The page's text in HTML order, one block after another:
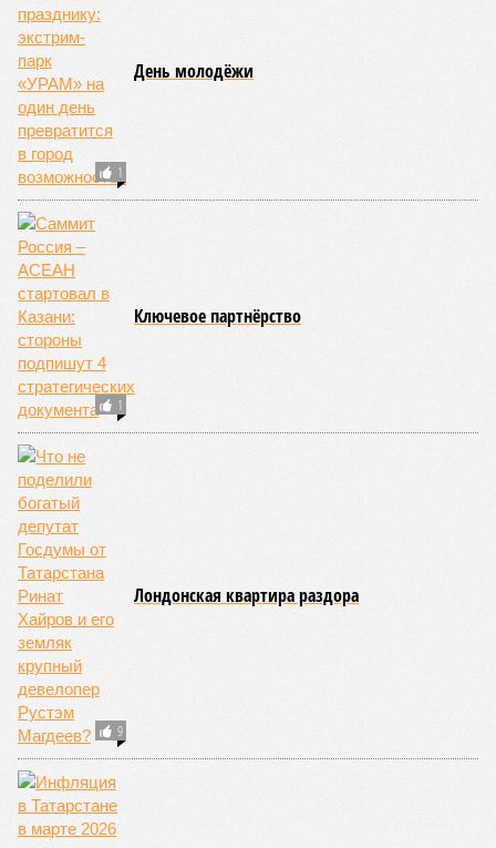
1
День молодёжи
1
Ключевое партнёрство
9
Лондонская квартира раздора